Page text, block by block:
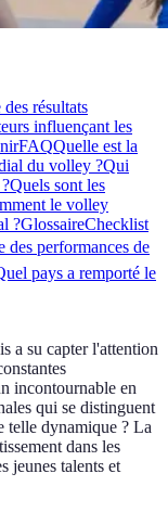
résultats
influençant les
FAQQuelle est la
du volley ?Qui
Quels sont les
le volley
?GlossaireChecklist
performances de
pays a remporté le
a su capter l'attention
incontournable en
qui se distinguent
telle dynamique ? La
dans les
jeunes talents et